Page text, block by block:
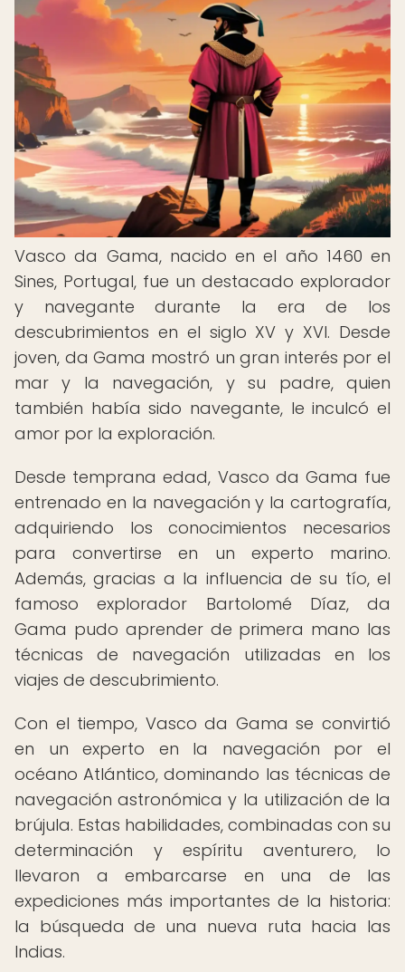
Vasco da Gama, nacido en el año 1460 en
Sines, Portugal, fue un destacado explorador
y navegante durante la era de los
descubrimientos en el siglo XV y XVI. Desde
joven, da Gama mostró un gran interés por el
mar y la navegación, y su padre, quien
también había sido navegante, le inculcó el
amor por la exploración.
Desde temprana edad, Vasco da Gama fue
entrenado en la navegación y la cartografía,
adquiriendo los conocimientos necesarios
para convertirse en un experto marino.
Además, gracias a la influencia de su tío, el
famoso explorador Bartolomé Díaz, da
Gama pudo aprender de primera mano las
técnicas de navegación utilizadas en los
viajes de descubrimiento.
Con el tiempo, Vasco da Gama se convirtió
en un experto en la navegación por el
océano Atlántico, dominando las técnicas de
navegación astronómica y la utilización de la
brújula. Estas habilidades, combinadas con su
determinación y espíritu aventurero, lo
llevaron a embarcarse en una de las
expediciones más importantes de la historia:
la búsqueda de una nueva ruta hacia las
Indias.